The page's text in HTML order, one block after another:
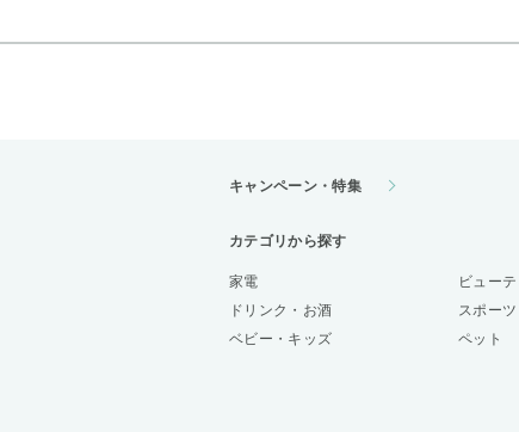
キャンペーン・特集
カテゴリから探す
家電 ビュー
ドリンク・お酒
スポー
ベビー・キッズ
ペット